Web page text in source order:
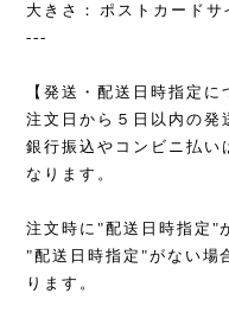
大きさ：ポストカード
---
【発送・配送日時指定に
注文日から５日以内の発
銀行振込やコンビニ払い
なります。
注文時に"配送日時指定"
"配送日時指定"がない場
ります。